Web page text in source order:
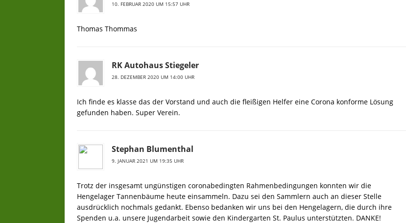
10. FEBRUAR 2020 UM 15:57 UHR
Thomas Thommas
RK Autohaus Stiegeler
28. DEZEMBER 2020 UM 14:00 UHR
Ich finde es klasse das der Vorstand und auch die fleißigen Helfer eine Corona konforme Lösung
gefunden haben. Super Verein.
Stephan Blumenthal
9. JANUAR 2021 UM 19:35 UHR
Trotz der insgesamt ungünstigen coronabedingten Rahmenbedingungen konnten wir die
Hengelager Tannenbäume heute einsammeln. Dazu sei den Sammlern auch an dieser Stelle
ausdrücklich nochmals gedankt. Ebenso bedanken wir uns bei den Hengelagern, die durch ihre
Spenden u.a. unsere Jugendarbeit sowie den Kindergarten St. Paulus unterstützten. DANKE!